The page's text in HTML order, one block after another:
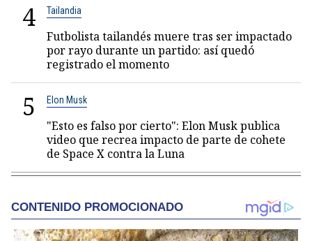
4 Tailandia
Futbolista tailandés muere tras ser impactado
por rayo durante un partido: así quedó
registrado el momento
5 Elon Musk
"Esto es falso por cierto": Elon Musk publica
video que recrea impacto de parte de cohete
de Space X contra la Luna